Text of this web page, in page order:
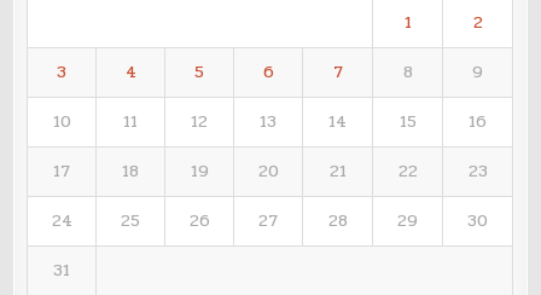
1
2
3
4 5 6 7 8
9
10
11 12 13 14 15
16
17
18 19 20 21 22
23
24
25 26 27 28 29
30
31